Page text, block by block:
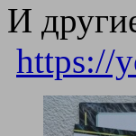
И
https://